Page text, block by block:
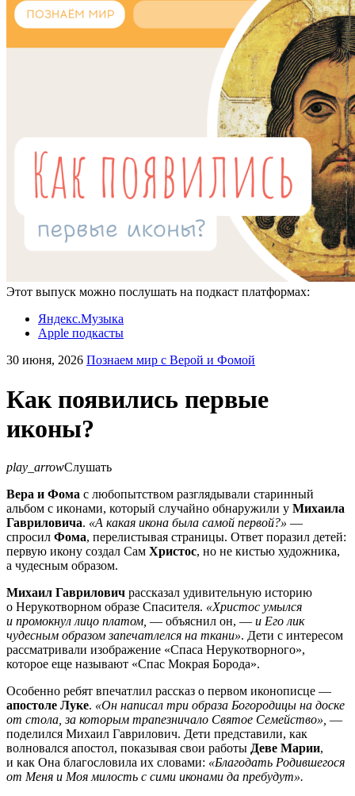
Этот выпуск можно послушать на подкаст платформах:
Яндекс.Музыка
Apple подкасты
30 июня, 2026 Познаем мир с Верой и Фомой
Как появились первые
иконы?
play_arrowСлушать
Вера и Фома с любопытством разглядывали старинный
альбом с иконами, который случайно обнаружили у Михаила
Гавриловича. «А какая икона была самой первой?» —
спросил Фома, перелистывая страницы. Ответ поразил детей:
первую икону создал Сам Христос, но не кистью художника,
а чудесным образом.
Михаил Гаврилович рассказал удивительную историю
о Нерукотворном образе Спасителя. «Христос умылся
и промокнул лицо платом, — объяснил он, — и Его лик
чудесным образом запечатлелся на ткани». Дети с интересом
рассматривали изображение «Спаса Нерукотворного»,
которое еще называют «Спас Мокрая Борода».
Особенно ребят впечатлил рассказ о первом иконописце —
апостоле Луке. «Он написал три образа Богородицы на доске
от стола, за которым трапезничало Святое Семейство», —
поделился Михаил Гаврилович. Дети представили, как
волновался апостол, показывая свои работы Деве Марии,
и как Она благословила их словами: «Благодать Родившегося
от Меня и Моя милость с сими иконами да пребудут».